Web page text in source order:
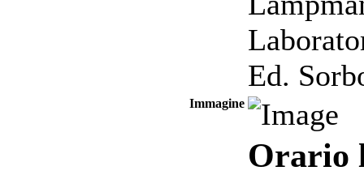
Ed.
Immagine
Orario